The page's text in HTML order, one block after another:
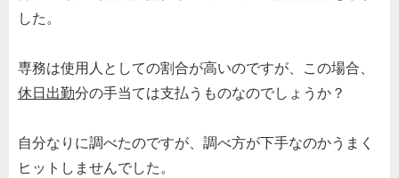
した。
専務は使用人としての割合が高いのですが、この場合、
休日出勤分の手当ては支払うものなのでしょうか？
自分なりに調べたのですが、調べ方が下手なのかうまく
ヒットしませんでした。